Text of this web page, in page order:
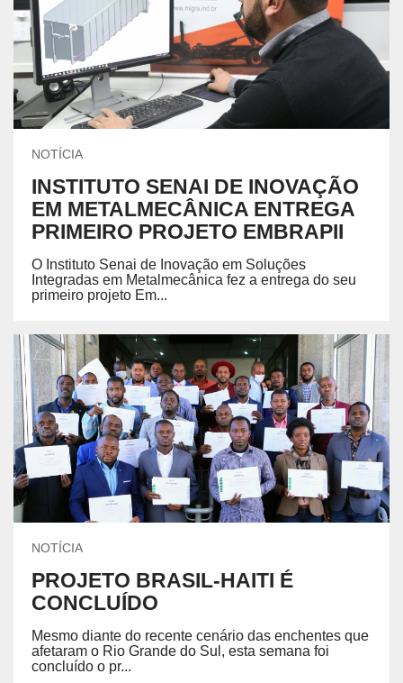
NOTÍCIA
INSTITUTO SENAI DE INOVAÇÃO
EM METALMECÂNICA ENTREGA
PRIMEIRO PROJETO EMBRAPII
O Instituto Senai de Inovação em Soluções
Integradas em Metalmecânica fez a entrega do seu
primeiro projeto Em...
NOTÍCIA
PROJETO BRASIL-HAITI É
CONCLUÍDO
Mesmo diante do recente cenário das enchentes que
afetaram o Rio Grande do Sul, esta semana foi
concluído o pr...